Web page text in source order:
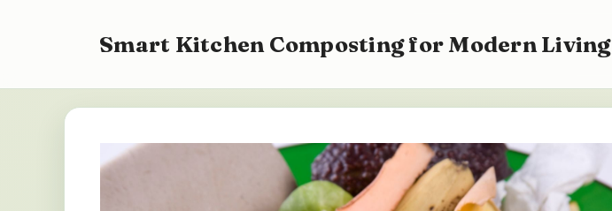
conteúdo
Smart Kitchen Composting for Modern Living